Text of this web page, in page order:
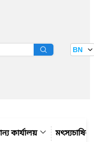
BN
কার্যালয় মৎস্যচাষির